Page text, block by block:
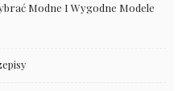
Modne I Wygodne Modele